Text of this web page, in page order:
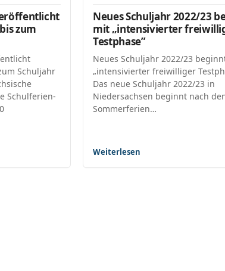
zum
Schuljahr
Schulferien-
Neues Schuljahr 2022/23
mit „intensivierter
Testphase”
Neues Schuljahr 2022/23
„intensivierter freiwilliger
Das neue Schuljahr 2022/23 in
Niedersachsen beginnt nach
Sommerferien…
Weiterlesen